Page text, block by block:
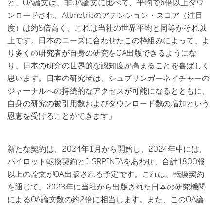
と、OA論文は、非OA論文に比べて、平均で6倍以上ダウ
ンロードされ、Altmetricのアテンション・スコア（注目
度）は約8倍高く、これは当社の世界平均と同等かそれ以
上です。日本のニーズに合わせたこの枠組みによって、よ
り多くの研究者が自身の研究をOA出版できるようにな
り、日本の研究の世界的な認知度が高まることを喜ばしく
思います。日本の研究者は、シュプリンガーネイチャーの
ジャーナルへの持続的なアクセスが可能になるとともに、
自身の研究の被引用数およびダウンロード数の増加という
恩恵を受けることができます」
新たな契約は、2024年1月から開始し、2024年中には、
パイロット転換契約とJ-SRPINTAをあわせ、合計1800報
以上の論文がOA出版される予定です。これは、転換契約
を通じて、2023年に当社から出版された日本の研究機関
によるOA論文数の約2倍に相当します。また、このOA論